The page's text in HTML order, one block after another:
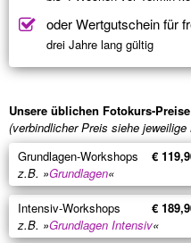
oder Wertgutschein für
drei Jahre lang gültig
Unsere üblichen Fotokurs-
(verbindlicher Preis siehe
Grundlagen-Workshops
€
z.B. »Grundlagen«
Intensiv-Workshops
€
z.B. »Grundlagen Intensiv«